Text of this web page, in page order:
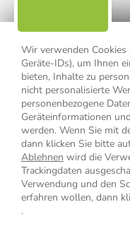
Wir verwenden Cookies
Geräte-IDs), um Ihnen
bieten, Inhalte zu
nicht personalisierte
personenbezogene
Geräteinformationen
werden. Wenn Sie mit
dann klicken Sie bitte
Ablehnen wird die
Trackingdaten
Verwendung und den
erfahren wollen, dann
.
kann ich jederzeit mit
den Link "Abmelden"
Option Newsletter im
Datenschutzerklärung
Impressum
* Alle Preisangaben
Versandkosten, ab 49,90